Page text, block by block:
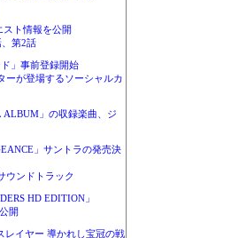
スト情報を公開
、第2話
」事前登録開始
ーが登場するソーシャルカ
ALBUM」の収録楽曲、ジ
」サントラの発売決
ウンドトラック
HD EDITION」
開
レイヤー 導かれし宝冠の戦